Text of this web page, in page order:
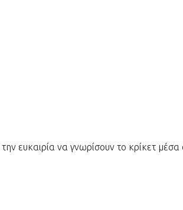
ευκαιρία να γνωρίσουν το κρίκετ μέσα